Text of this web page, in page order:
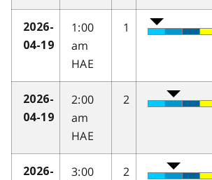
2026-
04-19
1:00
am
HAE
1
2026-
04-19
2:00
am
HAE
2
2026-
3:00
2